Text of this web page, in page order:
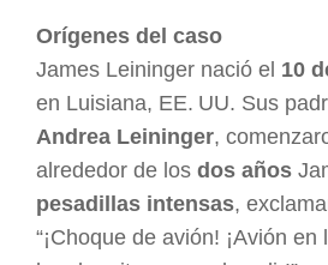
Orígenes del caso
James Leininger nació el 10
en Luisiana, EE. UU. Sus
Andrea Leininger,
alrededor de los dos años
pesadillas intensas,
“¡Choque de avión! ¡Avión en